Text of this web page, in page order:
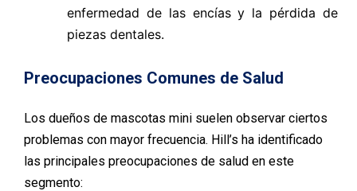
enfermedad de las encías y la pérdida de
piezas dentales.
Preocupaciones Comunes de Salud
Los dueños de mascotas mini suelen observar ciertos
problemas con mayor frecuencia. Hill’s ha identificado
las principales preocupaciones de salud en este
segmento: